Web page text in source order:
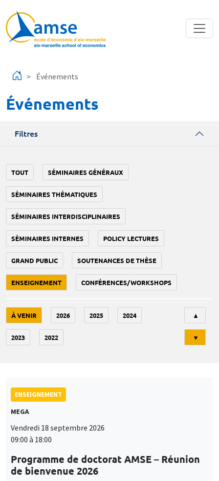
Événements
Événements
Filtres
TOUT SÉMINAIRES GÉNÉRAUX
SÉMINAIRES THÉMATIQUES
SÉMINAIRES INTERDISCIPLINAIRES
SÉMINAIRES INTERNES POLICY LECTURES
GRAND PUBLIC SOUTENANCES DE THÈSE
ENSEIGNEMENT CONFÉRENCES/WORKSHOPS
À VENIR 2026 2025 2024
2023 2022
▲
▼
ENSEIGNEMENT
MEGA
Vendredi 18 septembre 2026
09:00 à 18:00
Programme de doctorat AMSE – Réunion
de bienvenue 2026